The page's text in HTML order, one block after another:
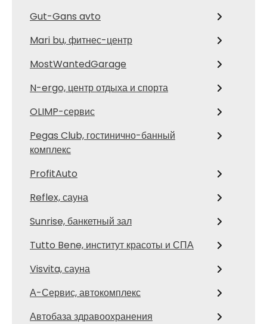
Gut-Gans avto
Mari bu, фитнес-центр
MostWantedGarage
N-ergo, центр отдыха и спорта
OLIMP-сервис
Pegas Club, гостинично-банный
комплекс
ProfitAuto
Reflex, сауна
Sunrise, банкетный зал
Tutto Bene, институт красоты и СПА
Visvita, сауна
А-Сервис, автокомплекс
Автобаза здравоохранения